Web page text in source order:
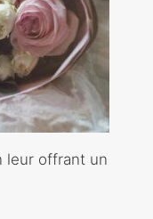
leur offrant un